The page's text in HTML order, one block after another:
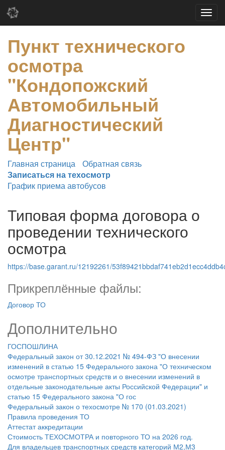
Пункт технического
осмотра
"Кондопожский
Автомобильный
Диагностический
Центр"
Главная страница
Обратная связь
Записаться на техосмотр
График приема автобусов
Типовая форма договора о
проведении технического
осмотра
https://base.garant.ru/12192261/
Прикреплённые файлы:
Договор ТО
Дополнительно
ГОСПОШЛИНА
Федеральный закон от 30.12.2021 № 494-ФЗ "О внесении
изменений в статью 15 Федерального закона "О техническом
осмотре транспортных средств и о внесении изменений в
отдельные законодательные акты Российской Федерации" и
статью 15 Федерального закона "О гос
Федеральный закон о техосмотре № 170 (01.03.2021)
Правила проведения ТО
Аттестат аккредитации
Стоимость ТЕХОСМОТРА и повторного ТО на 2026 год.
Для владельцев транспортных средств категорий М2,М3